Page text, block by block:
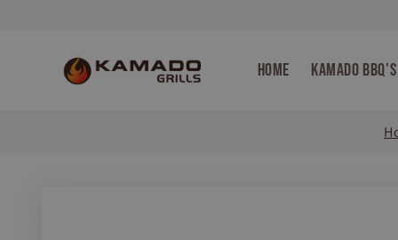
Home Kamado bbq's